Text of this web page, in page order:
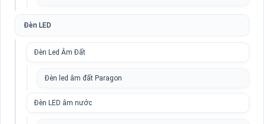
Đèn LED
Đèn Led Âm Đất
Đèn led âm đất Paragon
Đèn LED âm nước